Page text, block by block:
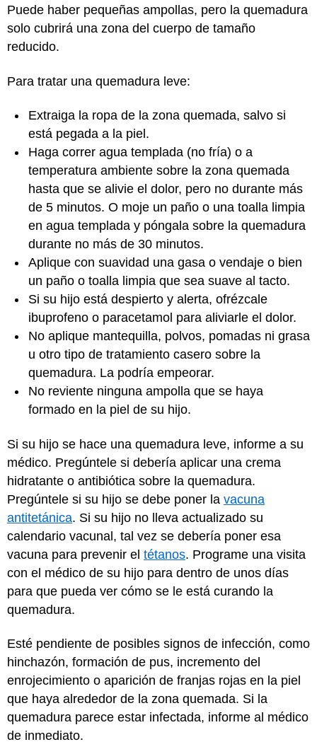
Puede haber pequeñas ampollas, pero la quemadura
solo cubrirá una zona del cuerpo de tamaño
reducido.
Para tratar una quemadura leve:
Extraiga la ropa de la zona quemada, salvo si
está pegada a la piel.
Haga correr agua templada (no fría) o a
temperatura ambiente sobre la zona quemada
hasta que se alivie el dolor, pero no durante más
de 5 minutos. O moje un paño o una toalla limpia
en agua templada y póngala sobre la quemadura
durante no más de 30 minutos.
Aplique con suavidad una gasa o vendaje o bien
un paño o toalla limpia que sea suave al tacto.
Si su hijo está despierto y alerta, ofrézcale
ibuprofeno o paracetamol para aliviarle el dolor.
No aplique mantequilla, polvos, pomadas ni grasa
u otro tipo de tratamiento casero sobre la
quemadura. La podría empeorar.
No reviente ninguna ampolla que se haya
formado en la piel de su hijo.
Si su hijo se hace una quemadura leve, informe a su
médico. Pregúntele si debería aplicar una crema
hidratante o antibiótica sobre la quemadura.
Pregúntele si su hijo se debe poner la vacuna
antitetánica. Si su hijo no lleva actualizado su
calendario vacunal, tal vez se debería poner esa
vacuna para prevenir el tétanos. Programe una visita
con el médico de su hijo para dentro de unos días
para que pueda ver cómo se le está curando la
quemadura.
Esté pendiente de posibles signos de infección, como
hinchazón, formación de pus, incremento del
enrojecimiento o aparición de franjas rojas en la piel
que haya alrededor de la zona quemada. Si la
quemadura parece estar infectada, informe al médico
de inmediato.